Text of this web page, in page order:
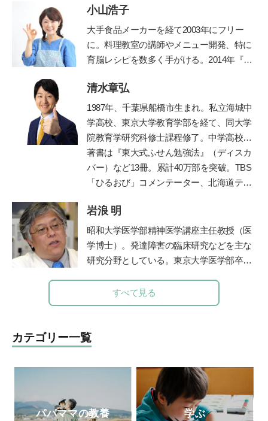
小山浩子
大手食品メーカーを経て2003年にフリー
に。料理教室の講師やメニュー開発、特に
育脳レシピを数多く手がける。2014年『目
（主婦の友社）で、グルマン世界料理大賞
を受賞。著書に『子どもの脳は「朝ごは
ん」で決まる！』『かしこい子どもに育
つ！ 育脳離乳食』（小学館）など多数。
最新著書は『やる気と集中力を養う3～6歳
ごはん』（池田書店）。公式ホームページ
清水章弘
1987年、千葉県船橋市生まれ。私立海城中
学高校、東京大学教育学部を経て、同大学
院教育学研究科修士課程修了。中学高校時
代に生徒会長、サッカー部、応援団長、文
化祭実行委員などを経験しながら東京大学
に現役で合格。自身の時間の使い方や効率
で「勉強のやり方」を教える塾プラスティ
ーを起業。創業以来、公教育支援を続けて
おり、青森県三戸町教育委員会の学習アド
バイザー等を務めてきた。
著書は『東大式ふせん勉強法』（ディスカ
バー）など13冊。累計40万部を突破。 TBS
「ひるおび」コメンテーター、北海道テレ
朝日小学生新聞で執筆・連載中。
オで「清水章弘の合格への道」を毎週金曜
夕方5時から放送中（エリア外でも「radiko
」の有料サービスで聴取できます）。
岩浪 明
昭和大学医学部精神医学講座主任教授（医
学博士）。発達障害の臨床研究などを主な
研究分野としている。東京大学医学部卒業
東京大学医学部精神医学教室助教授、埼玉
医科大学准教授などを経て、2012年より現
兼任、ADHD専門外来を担当。著書に、ベ
ストセラーとなった『発達障害』（文春新
書）など多数。
すべて見る
カテゴリー一覧
パパママの教養 学ぶ